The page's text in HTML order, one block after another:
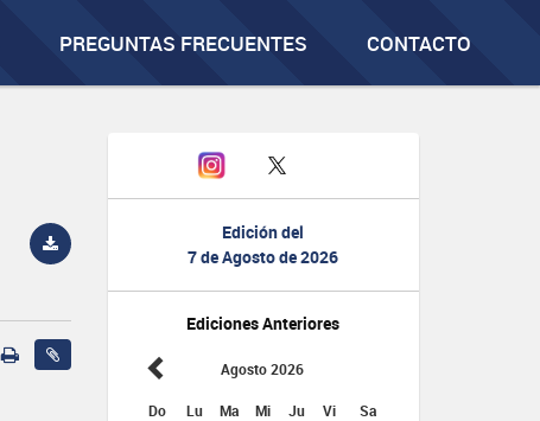
PREGUNTAS FRECUENTES CONTACTO
Edición del
7 de Agosto de 2026
Ediciones Anteriores
Agosto 2026
Do Lu Ma Mi Ju Vi Sa